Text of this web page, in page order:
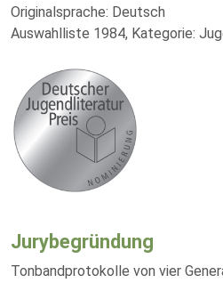
Originalsprache: Deutsch
Auswahlliste 1984, Kategorie:
Jurybegründung
Tonbandprotokolle von vier